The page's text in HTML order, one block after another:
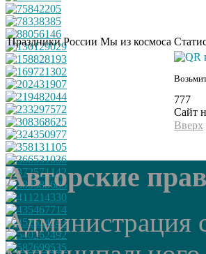
Праздники России Мы из космоса
777
Сайт
Вверх
Авторские
Администрация